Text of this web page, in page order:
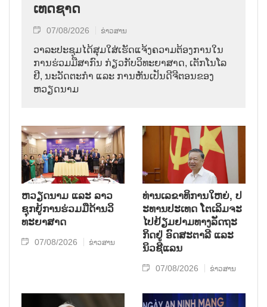
ເທດ​ຊາດ
07/08/2026 ຂ່າວສານ
ວາ​ລະ​ປະ​ຊຸມ​ໄດ້​ສຸມ​ໃສ່​ເຮັດ​ແຈ້ງ​ຄວາມ​ຕ້ອງ​ການ​ໃນ​
ການ​ຮ່ວມ​ມື​ສາ​ກົນ ກ່ຽວ​ກັບ​ວິ​ທະ​ຍາ​ສາດ, ເຕັກ​ໂນ​ໂລ​
ຢີ, ນະ​ວັດ​ຕະ​ກຳ ແລະ ການ​ຫັນ​ເປັນ​ດີ​ຈີ​ຕອນ​ຂອງ
ຫວຽດ​ນາມ
ຫວຽດ​ນາມ ແລະ ລາວ​
ຊຸກ​ຍູ້​ການ​ຮ່ວມ​ມື​ດ້ານວ​ິ​
ທະ​ຍາ​ສາດ
07/08/2026 ຂ່າວສານ
ທ່ານ​ເລ​ຂາ​ທິ​ການ​ໃຫຍ່, ປ​
ະ​ທານ​ປະ​ເທດ ໂຕ​ເລິມ​ຈະ​
ໄປ​ຢ້ຽມ​ຢາມ​ທາງ​ລັດ​ຖະ​
ກິດ​ຢູ່ ອົດ​ສະ​ຕາ​ລີ ແລະ
ນິວ​ຊີ​ແລນ
07/08/2026 ຂ່າວສານ